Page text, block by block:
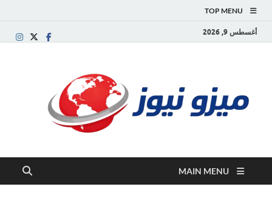
TOP MENU
أغسطس 9, 2026
MAIN MENU